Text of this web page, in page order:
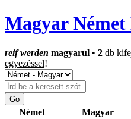
Magyar
reif werden magyarul • 2 db
egyezéssel!
Német Magyar